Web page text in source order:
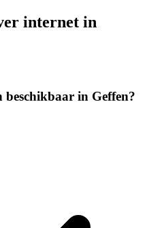
internet in
in Geffen?